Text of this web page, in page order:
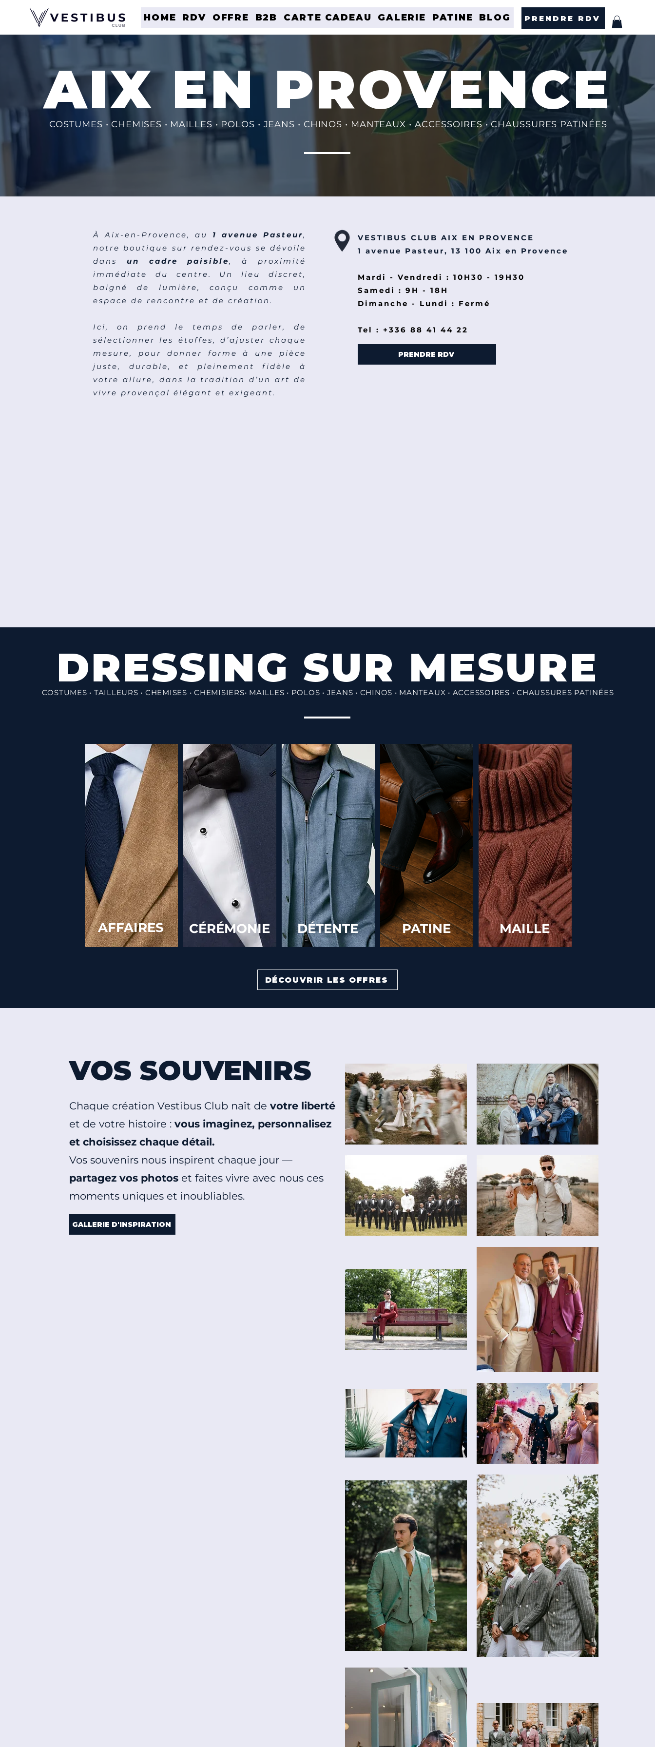
HOME RDV OFFRE B2B CARTE CADEAU GALERIE PATINE BLOG PRENDRE RDV
AIX EN PROVENCE
COSTUMES • CHEMISES • MAILLES • POLOS • JEANS • CHINOS • MANTEAUX • ACCESSOIRES • CHAUSSURES PATINÉES
À Aix-en-Provence, au 1 avenue Pasteur,
notre boutique sur rendez-vous se dévoile
dans un cadre paisible, à proximité
immédiate du centre. Un lieu discret,
baigné de lumière, conçu comme un
espace de rencontre et de création.
Ici, on prend le temps de parler, de
sélectionner les étoffes, d’ajuster chaque
mesure, pour donner forme à une pièce
juste, durable, et pleinement fidèle à
votre allure, dans la tradition d’un art de
vivre provençal élégant et exigeant.
VESTIBUS CLUB AIX EN PROVENCE
1 avenue Pasteur, 13 100 Aix en Provence
Mardi - Vendredi : 10H30 - 19H30
Samedi : 9H - 18H
Dimanche - Lundi : Fermé
Tel : +336 88 41 44 22
PRENDRE RDV
DRESSING SUR MESURE
COSTUMES • TAILLEURS • CHEMISES • CHEMISIERS• MAILLES • POLOS • JEANS • CHINOS • MANTEAUX • ACCESSOIRES • CHAUSSURES PATINÉES
AFFAIRES CÉRÉMONIE DÉTENTE PATINE MAILLE
DÉCOUVRIR LES OFFRES
VOS SOUVENIRS
Chaque création Vestibus Club naît de votre liberté
et de votre histoire : vous imaginez, personnalisez
et choisissez chaque détail.
Vos souvenirs nous inspirent chaque jour —
partagez vos photos et faites vivre avec nous ces
moments uniques et inoubliables.
GALLERIE D'INSPIRATION